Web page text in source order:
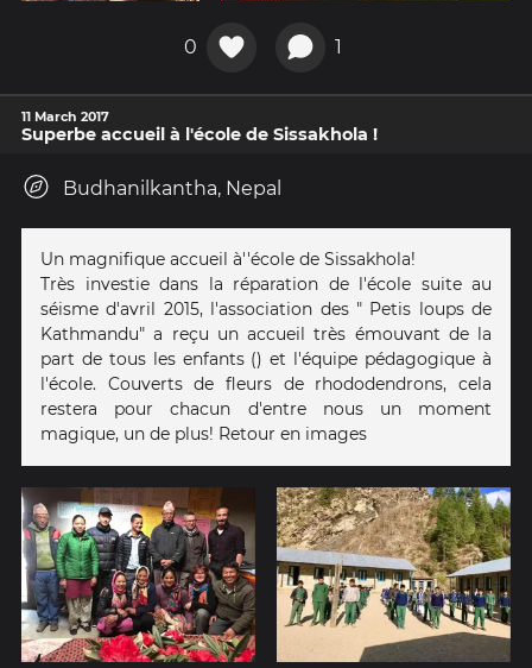
0 1
11 March 2017
Superbe accueil à l'école de Sissakhola !
Budhanilkantha, Nepal
Un magnifique accueil à''école de Sissakhola!
Très investie dans la réparation de l'école suite au
séisme d'avril 2015, l'association des " Petis loups de
Kathmandu" a reçu un accueil très émouvant de la
part de tous les enfants () et l'équipe pédagogique à
l'école. Couverts de fleurs de rhododendrons, cela
restera pour chacun d'entre nous un moment
magique, un de plus! Retour en images